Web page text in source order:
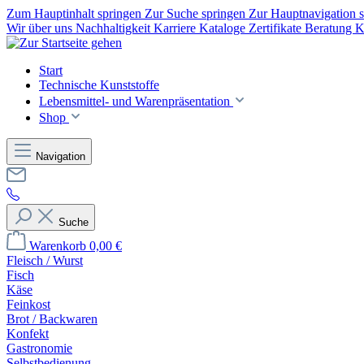
Zum Hauptinhalt springen Zur Suche springen Zur Hauptnavigation
Wir über uns Nachhaltigkeit Karriere Kataloge Zertifikate Beratung
Start
Technische Kunststoffe
Lebensmittel- und Warenpräsentation
Shop
Navigation
Suche
Warenkorb 0,00 €
Fleisch / Wurst
Fisch
Käse
Feinkost
Brot / Backwaren
Konfekt
Gastronomie